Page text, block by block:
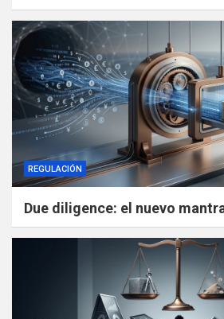
REGULACIÓN
Due diligence: el nuevo